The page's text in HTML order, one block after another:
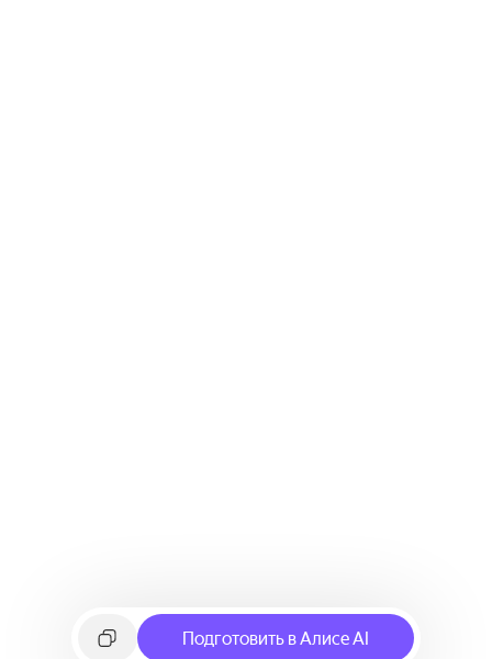
Подготовить в Алисе AI